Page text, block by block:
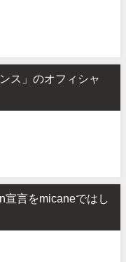
ス」のオフィシャ
言をmicaneではし